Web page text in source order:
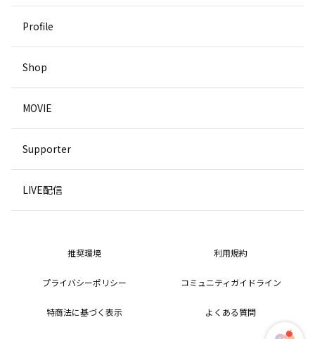
Profile
Shop
MOVIE
Supporter
LIVE配信
推奨環境 利用規約
プライバシーポリシー コミュニティガイドライン
特商法に基づく表示 よくある質問